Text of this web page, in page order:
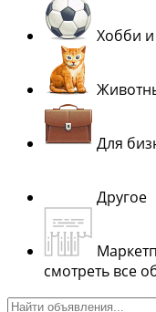
Хобби
Для
Другое
смотреть все